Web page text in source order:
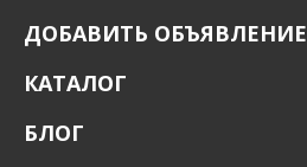
ДОБАВИТЬ ОБЪЯВЛЕНИЕ
КАТАЛОГ
БЛОГ